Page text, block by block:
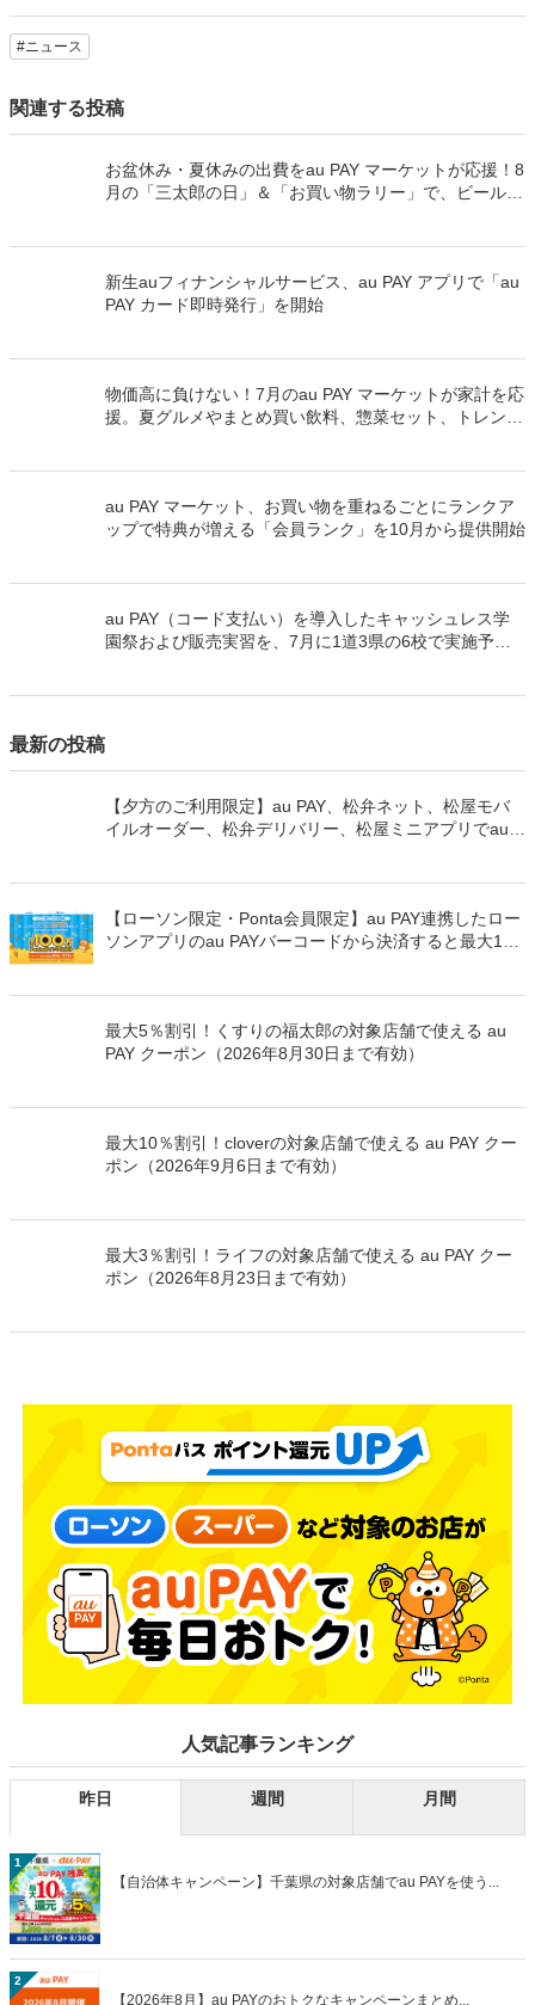
#ニュース
関連する投稿
お盆休み・夏休みの出費をau PAY マーケットが応援！8
月の「三太郎の日」＆「お買い物ラリー」で、ビール・
新生auフィナンシャルサービス、au PAY アプリで「au
PAY カード即時発行」を開始
物価高に負けない！7月のau PAY マーケットが家計を応
援。夏グルメやまとめ買い飲料、惣菜セット、トレンド
au PAY マーケット、お買い物を重ねるごとにランクア
ップで特典が増える「会員ランク」を10月から提供開始
au PAY（コード支払い）を導入したキャッシュレス学
園祭および販売実習を、7月に1道3県の6校で実施予定
最新の投稿
【夕方のご利用限定】au PAY、松弁ネット、松屋モバ
イルオーダー、松弁デリバリー、松屋ミニアプリでau
【ローソン限定・Ponta会員限定】au PAY連携したロー
ソンアプリのau PAYバーコードから決済すると最大100
最大5％割引！くすりの福太郎の対象店舗で使える au
PAY クーポン（2026年8月30日まで有効）
最大10％割引！cloverの対象店舗で使える au PAY クー
ポン（2026年9月6日まで有効）
最大3％割引！ライフの対象店舗で使える au PAY クー
ポン（2026年8月23日まで有効）
人気記事ランキング
昨日 週間 月間
1
【自治体キャンペーン】千葉県の対象店舗でau PAYを使う...
2
【2026年8月】au PAYのおトクなキャンペーンまとめ...